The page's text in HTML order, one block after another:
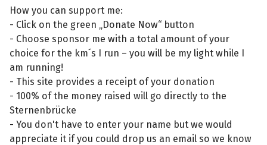
How you can support me:
- Click on the green „Donate Now“ button
- Choose sponsor me with a total amount of your
choice for the km´s I run – you will be my light while I
am running!
- This site provides a receipt of your donation
- 100% of the money raised will go directly to the
Sternenbrücke
- You don't have to enter your name but we would
appreciate it if you could drop us an email so we know